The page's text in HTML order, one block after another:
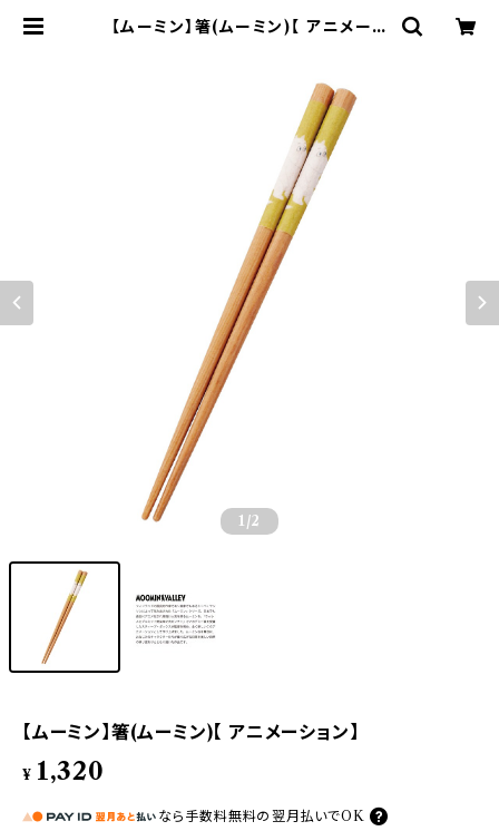
【ムーミン】箸(ムーミン)【 アニメーシ
1 /2
【ムーミン】箸(ムーミン)【 アニメーション】
¥ 1,320
なら 手数料無料の 翌月払いでOK